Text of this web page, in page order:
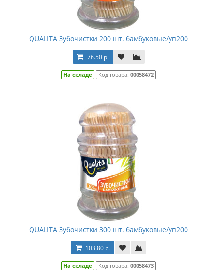
QUALITA Зубочистки 200 шт. бамбуковые/уп200
76.50 р.
На складе Код товара: 00058472
QUALITA Зубочистки 300 шт. бамбуковые/уп200
103.80 р.
На складе Код товара: 00058473